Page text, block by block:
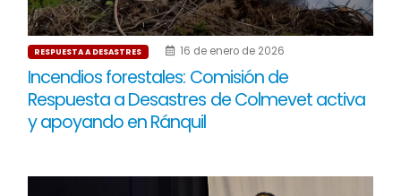
RESPUESTA A DESASTRES 16 de enero de 2026
Incendios forestales: Comisión de
Respuesta a Desastres de Colmevet activa
y apoyando en Ránquil